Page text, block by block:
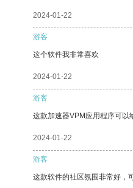
2024-01-22
游客
这个软件我非常喜欢
2024-01-22
游客
这款加速器VPM应用程序可以
2024-01-22
游客
这款软件的社区氛围非常好，